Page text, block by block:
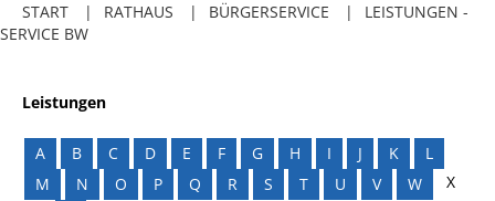
START RATHAUS BÜRGERSERVICE
LEISTUNGEN -
SERVICE BW
Leistungen
A B C D E F G H I J K
L
M
N O P Q R S T U V W
X